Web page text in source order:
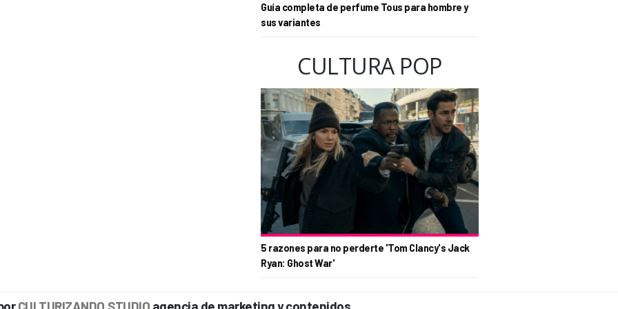
Guía completa de perfume Tous para hombre y
sus variantes
CULTURA POP
5 razones para no perderte 'Tom Clancy's Jack
Ryan: Ghost War'